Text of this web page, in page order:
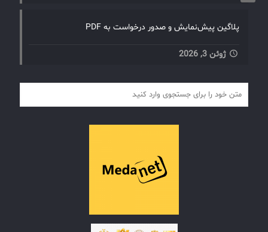
پلاگین پیش‌نمایش و صدور درخواست به PDF
ژوئن 3, 2026